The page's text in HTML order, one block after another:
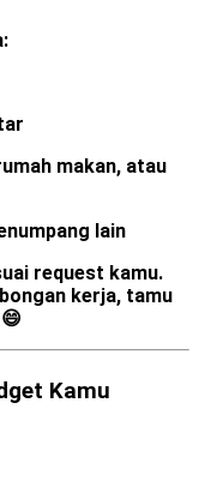
makan, atau
lain
request kamu.
kerja, tamu
Kamu